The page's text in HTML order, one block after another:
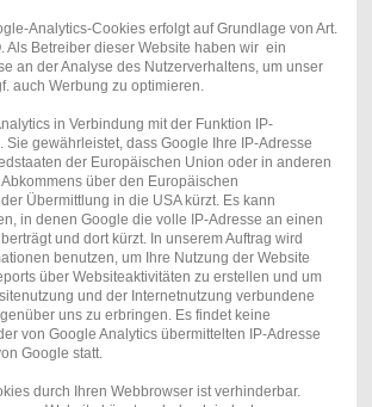
Analytics-Cookies erfolgt auf Grundlage von Art.
Als Betreiber dieser Website haben wir ein
an der Analyse des Nutzerverhaltens, um unser
auch Werbung zu optimieren.
in Verbindung mit der Funktion IP-
Sie gewährleistet, dass Google Ihre IP-Adresse
der Europäischen Union oder in anderen
über den Europäischen
Übermittlung in die USA kürzt. Es kann
in denen Google die volle IP-Adresse an einen
und dort kürzt. In unserem Auftrag wird
benutzen, um Ihre Nutzung der Website
über Websiteaktivitäten zu erstellen und um
und der Internetnutzung verbundene
uns zu erbringen. Es findet keine
von Google Analytics übermittelten IP-Adresse
Google statt.
durch Ihren Webbrowser ist verhinderbar.